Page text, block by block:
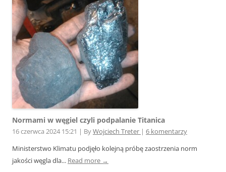
Normami w węgiel czyli podpalanie Titanica
16 czerwca 2024 15:21 | ByWojciech Treter | 6 komentarzy
Ministerstwo Klimatu podjęło kolejną próbę zaostrzenia norm
jakości węgla dla... Read more →